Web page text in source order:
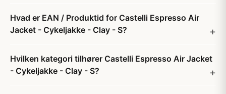
Hvad er EAN / Produktid for Castelli Espresso Air
Jacket - Cykeljakke - Clay - S?
Hvilken kategori tilhører Castelli Espresso Air Jacket
- Cykeljakke - Clay - S?